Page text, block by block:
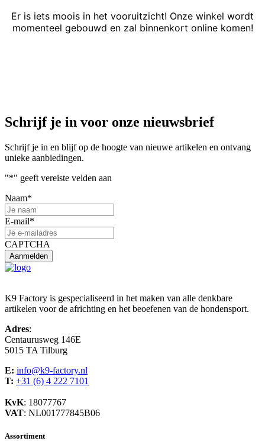
Er is iets moois in het vooruitzicht! Onze winkel wordt
momenteel gebouwd en zal binnenkort online komen!
Schrijf je in voor onze nieuwsbrief
Schrijf je in en blijf op de hoogte van nieuwe artikelen en ontvang
unieke aanbiedingen.
"*" geeft vereiste velden aan
Naam*
E-mail*
CAPTCHA
K9 Factory is gespecialiseerd in het maken van alle denkbare
artikelen voor de africhting en het beoefenen van de hondensport.
Adres:
Centaurusweg 146E
5015 TA Tilburg
E: info@k9-factory.nl
T: +31 (6) 4 222 7101
KvK: 18077767
VAT: NL001777845B06
Assortiment